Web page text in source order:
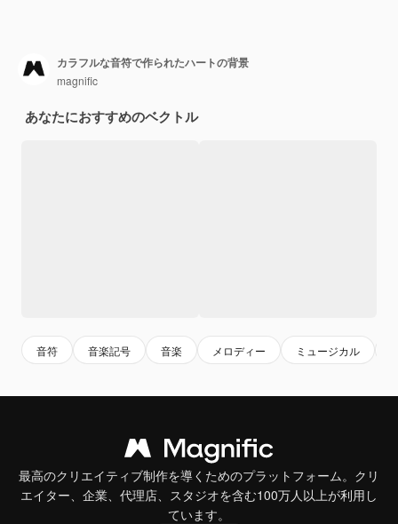
カラフルな音符で作られたハートの背景
magnific
あなたにおすすめのベクトル
音符 音楽記号 音楽 メロディー ミュージカル
最高のクリエイティブ制作を導くためのプラットフォーム。クリ
エイター、企業、代理店、スタジオを含む100万人以上が利用し
ています。